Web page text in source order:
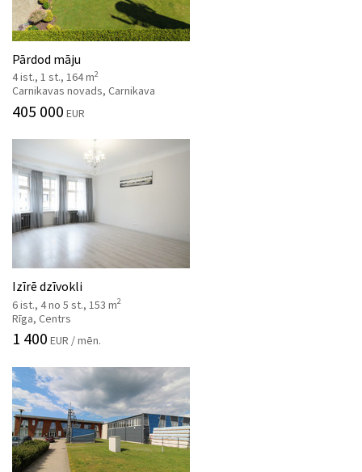
Pārdod māju
4 ist., 1 st., 164 m2
Carnikavas novads, Carnikava
405 000 EUR
Izīrē dzīvokli
6 ist., 4 no 5 st., 153 m2
Rīga, Centrs
1 400 EUR / mēn.